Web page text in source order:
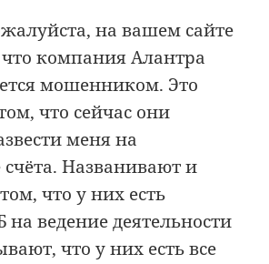
на вашем сайте
что компания Алантра
мошенником. Это
что сейчас они
меня на
Названивают и
что у них есть
ведение деятельности
что у них есть все